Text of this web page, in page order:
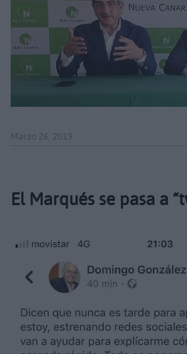
Marzo 26, 2019
El Marqués se pasa a